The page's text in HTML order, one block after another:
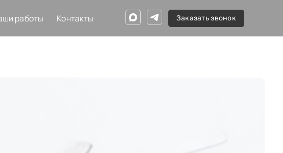
работы Контакты Заказать звонок